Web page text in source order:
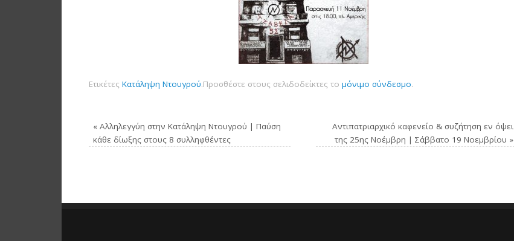
Ετικέτες Κατάληψη Ντουγρού.Προσθέστε στους σελιδοδείκτες το μόνιμο σύνδεσμο.
« Αλληλεγγύη στην Κατάληψη Ντουγρού | Παύση
κάθε δίωξης στους 8 συλληφθέντες
Αντιπατριαρχικό καφενείο & συζήτηση εν όψει
της 25ης Νοέμβρη | Σάββατο 19 Νοεμβρίου »